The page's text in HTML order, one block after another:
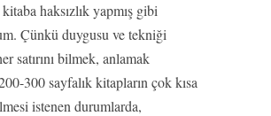
haksızlık yapmış gibi
Çünkü duygusu ve tekniği
satırını bilmek, anlamak
300 sayfalık kitapların çok kısa
istenen durumlarda,